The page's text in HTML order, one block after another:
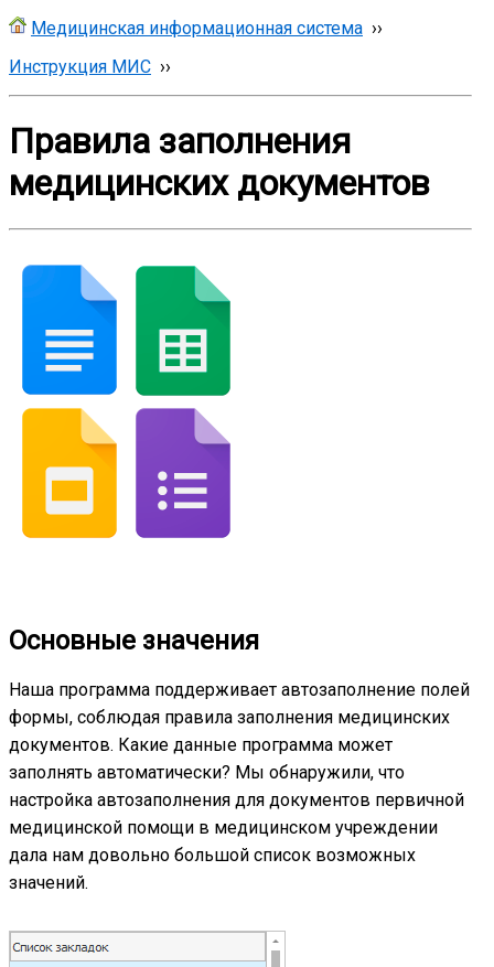
Медицинская информационная система ››
Инструкция МИС ››
Правила заполнения
медицинских документов
Основные значения
Наша программа поддерживает автозаполнение полей
формы, соблюдая правила заполнения медицинских
документов. Какие данные программа может
заполнять автоматически? Мы обнаружили, что
настройка автозаполнения для документов первичной
медицинской помощи в медицинском учреждении
дала нам довольно большой список возможных
значений.